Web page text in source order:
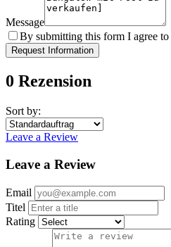
Message
By submitting this form I agree to
Request Information
0 Rezension
Sort by:
Leave a Review
Leave a Review
Email
Titel
Rating